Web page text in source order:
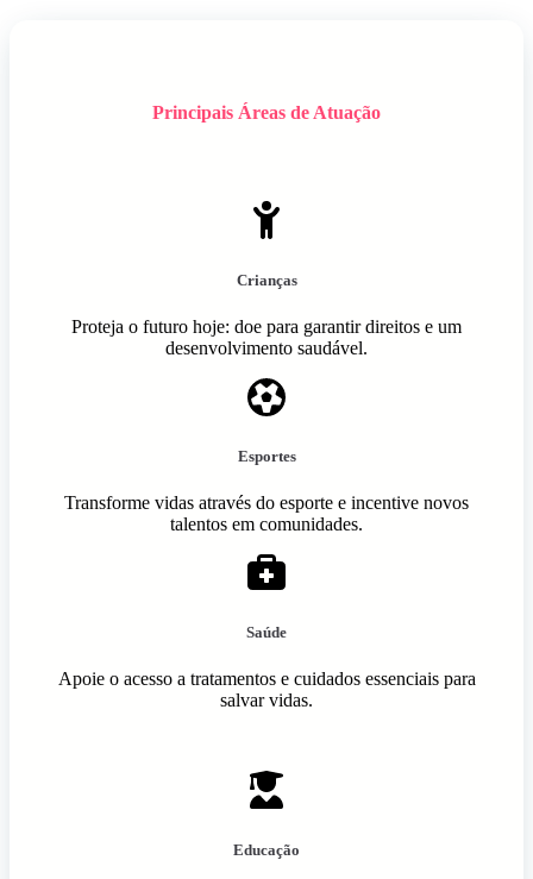
Principais Áreas de Atuação
Crianças
Proteja o futuro hoje: doe para garantir direitos e um
desenvolvimento saudável.
Esportes
Transforme vidas através do esporte e incentive novos
talentos em comunidades.
Saúde
Apoie o acesso a tratamentos e cuidados essenciais para
salvar vidas.
Educação